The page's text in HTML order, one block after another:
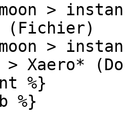
>
(Fichier)
>
> Xaero*